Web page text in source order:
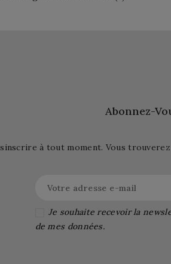
Abonnez-
à tout moment. Vous
Je souhaite recevoir la
de mes données.